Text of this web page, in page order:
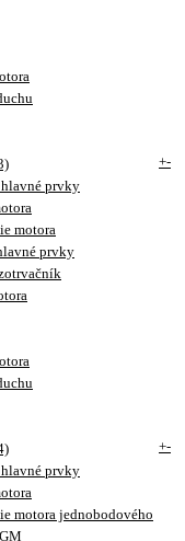
+-
prvky
motora
prvky
+-
prvky
motora jednobodového